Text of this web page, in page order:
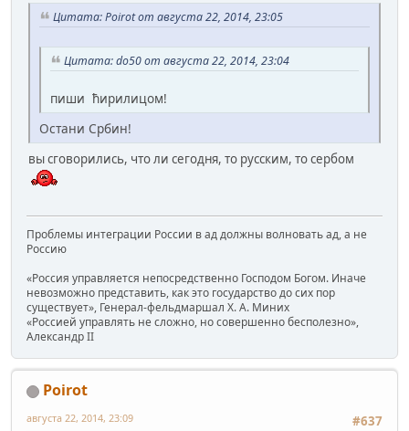
Цитата: Poirot от августа 22, 2014, 23:05
Цитата: do50 от августа 22, 2014, 23:04
пиши ћирилицом!
Остани Србин!
вы сговорились, что ли сегодня, то русским, то сербом
Проблемы интеграции России в ад должны волновать ад, а не
Россию
«Россия управляется непосредственно Господом Богом. Иначе
невозможно представить, как это государство до сих пор
существует», Генерал-фельдмаршал Х. А. Миних
«Россией управлять не сложно, но совершенно бесполезно»,
Александр II
Poirot
#637
августа 22, 2014, 23:09